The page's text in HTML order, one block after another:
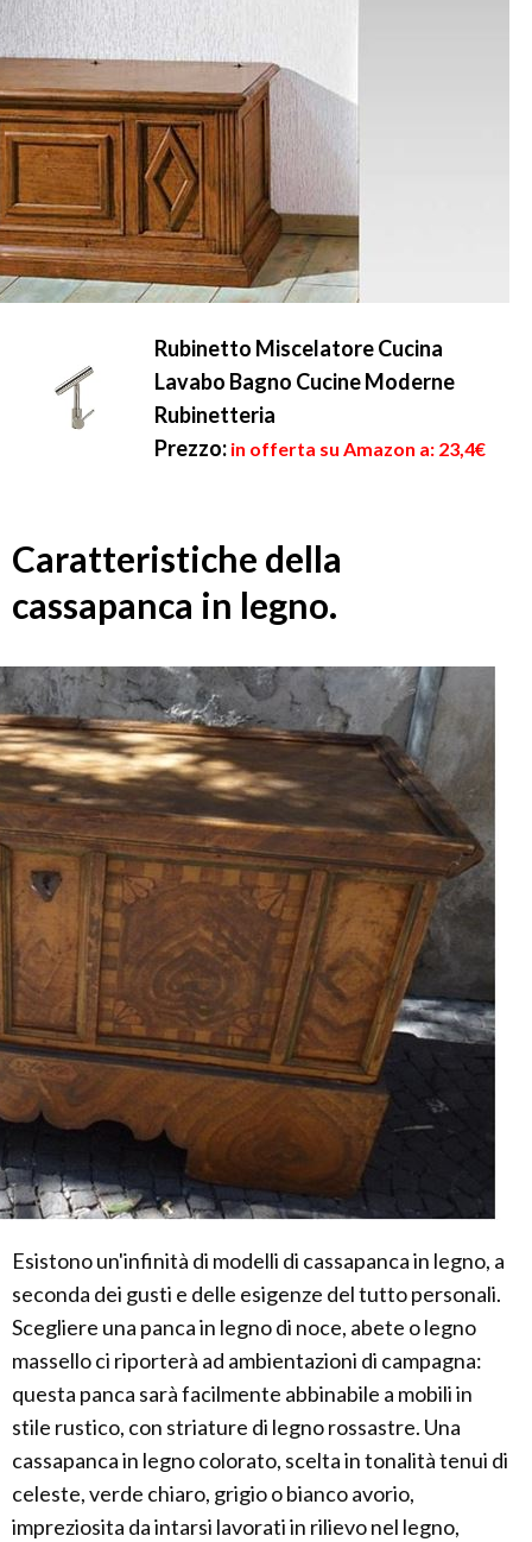
Rubinetto Miscelatore Cucina
Lavabo Bagno Cucine Moderne
Rubinetteria
Prezzo: in offerta su Amazon a: 23,4€
Caratteristiche della
cassapanca in legno.
Esistono un'infinità di modelli di cassapanca in legno, a
seconda dei gusti e delle esigenze del tutto personali.
Scegliere una panca in legno di noce, abete o legno
massello ci riporterà ad ambientazioni di campagna:
questa panca sarà facilmente abbinabile a mobili in
stile rustico, con striature di legno rossastre. Una
cassapanca in legno colorato, scelta in tonalità tenui di
celeste, verde chiaro, grigio o bianco avorio,
impreziosita da intarsi lavorati in rilievo nel legno,